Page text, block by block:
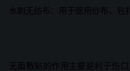
水刺无纺布：用于医用纱布、包
无菌敷贴的作用主要是利于伤